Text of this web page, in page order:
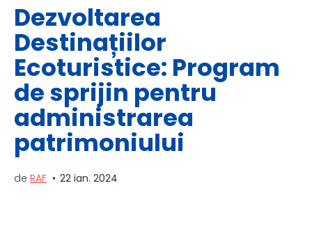
Dezvoltarea
Destinațiilor
Ecoturistice: Program
de sprijin pentru
administrarea
patrimoniului
de RAF 22 ian. 2024